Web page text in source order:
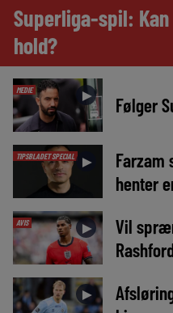
Superliga-spil:
hold?
MEDIE ► Følger
TIPSBLADET SPECIAL ►
Farzam
henter
AVIS ►
Vil
►